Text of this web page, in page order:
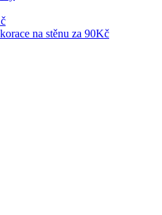
na stěnu za 90Kč